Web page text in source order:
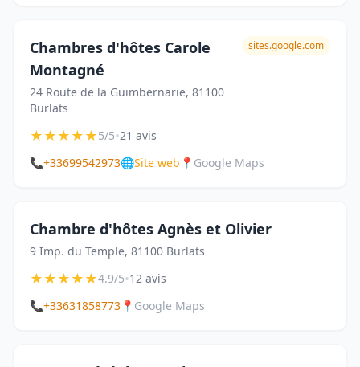
Chambres d'hôtes Carole
Montagné
24 Route de la Guimbernarie, 81100
Burlats
sites.google.com
★★★★★5/5•21 avis
📞+33699542973🌐Site web 📍 Google Maps
Chambre d'hôtes Agnès et Olivier
9 Imp. du Temple, 81100 Burlats
★★★★★4.9/5•12 avis
📞+33631858773 📍 Google Maps